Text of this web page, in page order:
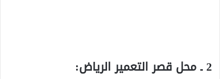
2 ـ محل قصر التعمير الرياض: